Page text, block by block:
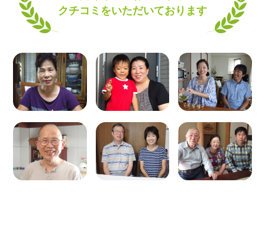
クチコミをいただいております